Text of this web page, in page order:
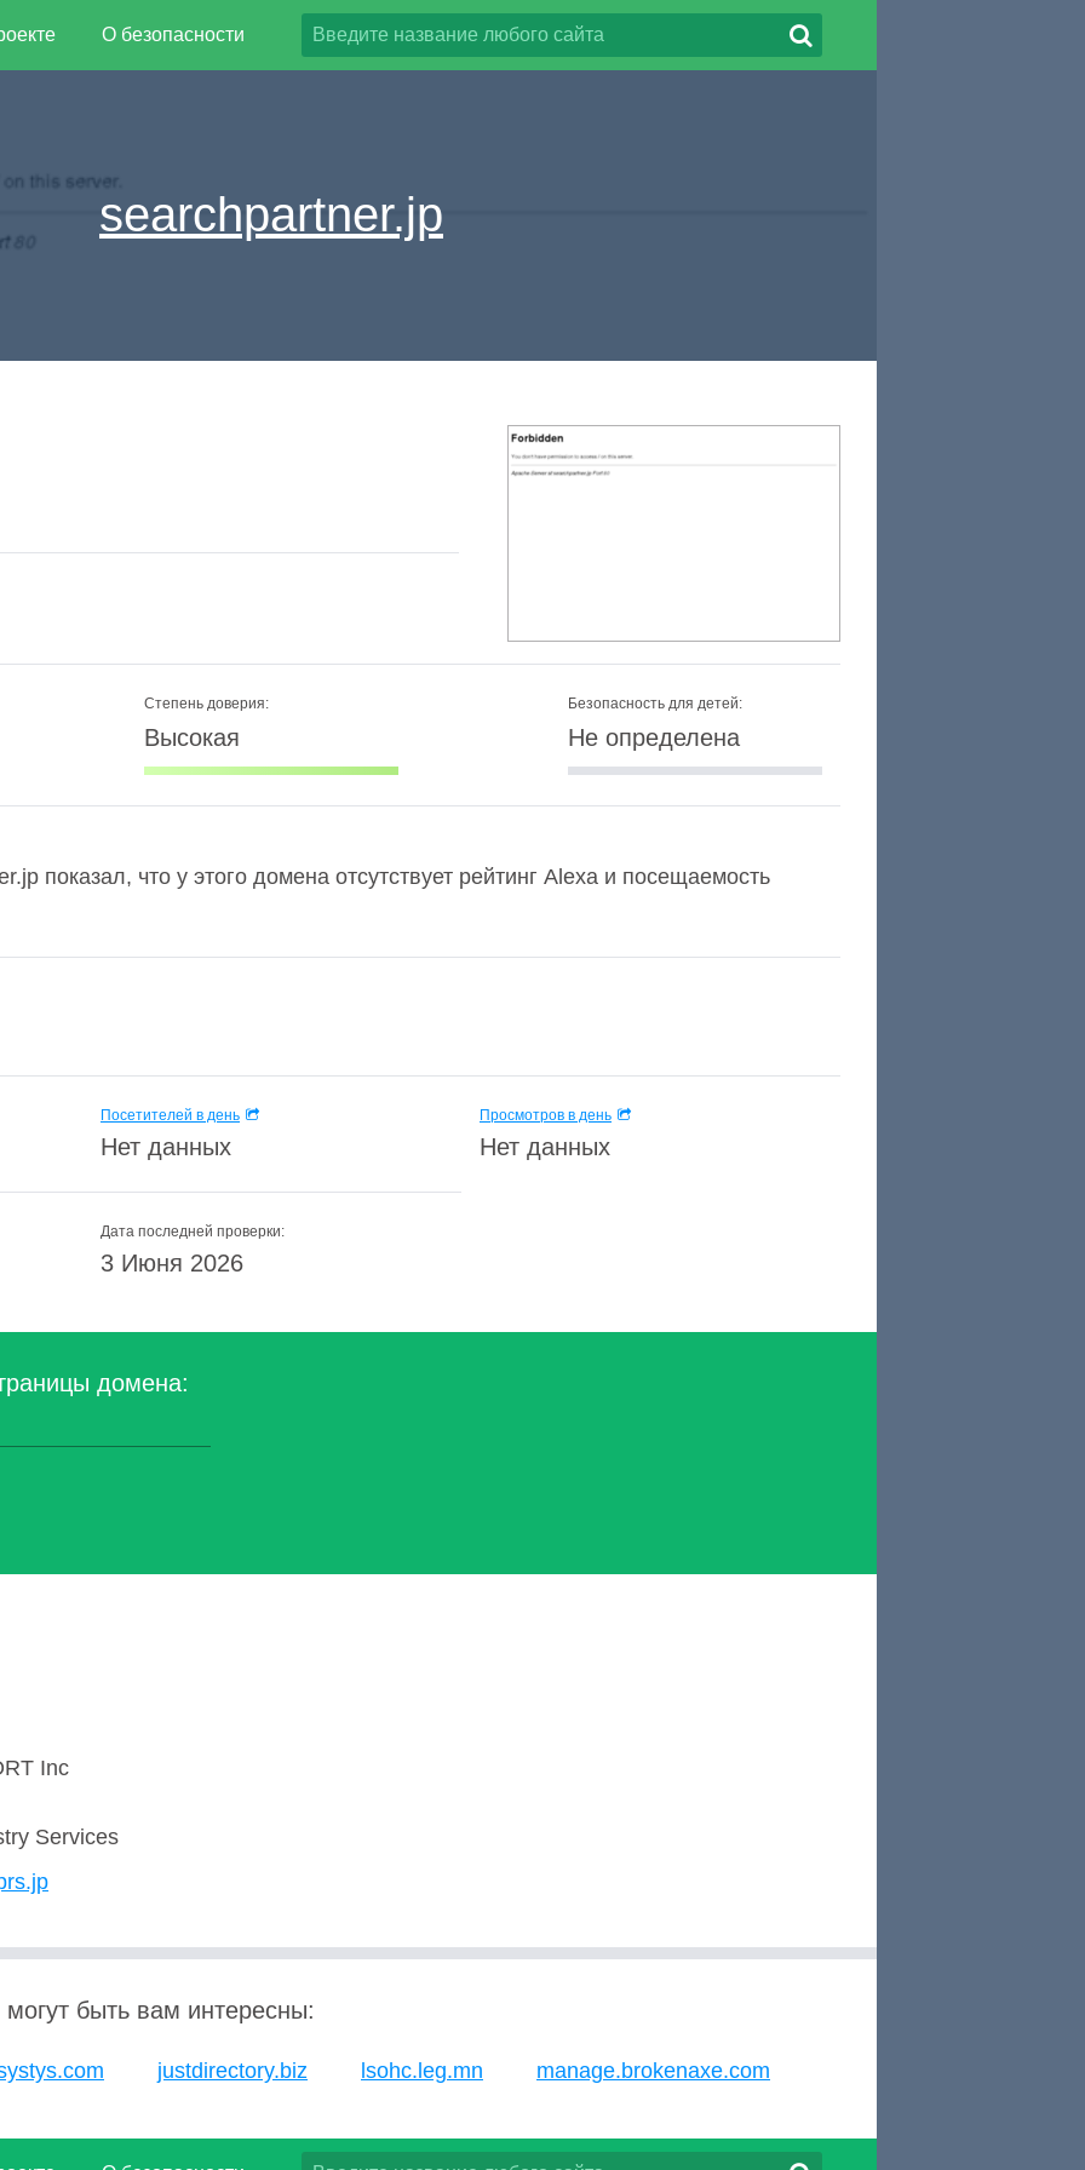
О безопасности
searchpartner.jp
Степень доверия:
Высокая
Безопасность для детей:
Не определена
показал, что у этого домена отсутствует рейтинг Alexa и посещаемость
Посетителей в день
Нет данных
Просмотров в день
Нет данных
Дата последней проверки:
3 Июня 2026
домена:
Inc
Services
быть вам интересны:
justdirectory.biz lsohc.leg.mn manage.brokenaxe.com